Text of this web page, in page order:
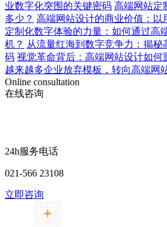
业数字化突围的关键密码 高端网站定
多少？ 高端网站设计的商业价值：以
定制化数字体验的力量：如何通过高
机？ 从流量红海到数字竞争力：揭
码 视觉革命背后：高端网站设计如何
越来越多企业放弃模板，转向高端网
Online consultation
在线咨询
24h服务电话
021-566 23108
立即咨询